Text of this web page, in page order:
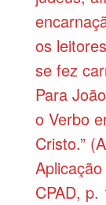
os
se fez
Para
o Verbo
Cristo.”
CPAD, p.